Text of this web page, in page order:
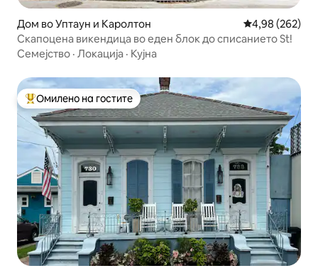
Дом во Уптаун и Каролтон Просечна
4,98 (262)
Скапоцена викендица во еден блок до списанието St!
Семејство · Локација · Кујна
Меѓу најуспешните „Омилени на гостите“
Омилено на гостите